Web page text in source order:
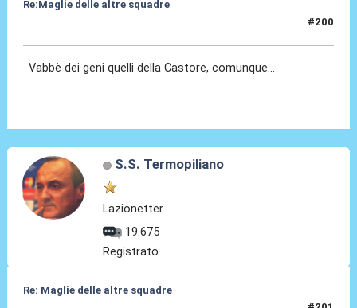
Re:Maglie delle altre squadre
#200
Vabbè dei geni quelli della Castore, comunque...
S.S. Termopiliano
Lazionetter
19.675
Registrato
Re: Maglie delle altre squadre